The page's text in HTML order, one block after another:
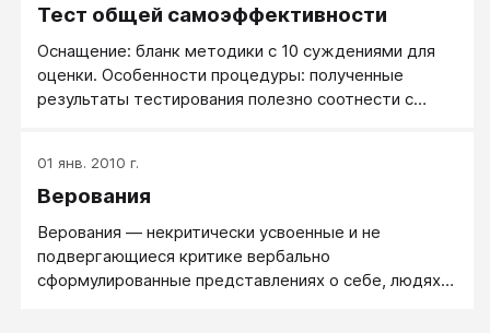
Тест общей самоэффективности
Оснащение: бланк методики с 10 суждениями для
оценки. Особенности процедуры: полученные
результаты тестирования полезно соотнести с
самооценки. Следует попытаться найти
взаимосвязь между результатами различных
черты человека могут дополняться или
компенсироваться другими.
01 янв. 2010 г.
Верования
Верования — некритически усвоенные и не
подвергающиеся критике вербально
сформулированные представлениях о себе, людях и